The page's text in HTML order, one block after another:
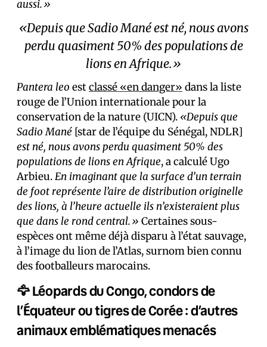
aussi.»
«Depuis que Sadio Mané est né, nous avons
perdu quasiment 50% des populations de
lions en Afrique.»
Pantera leo estclassé «en danger» dans la liste
rouge de l’Union internationale pour la
conservation de la nature (UICN). «Depuis que
Sadio Mané [star de l’équipe du Sénégal, NDLR]
est né, nous avons perdu quasiment 50% des
populations de lions en Afrique, a calculé Ugo
Arbieu.En imaginant que la surface d’un terrain
de foot représente l’aire de distribution originelle
des lions, à l’heure actuelle ils n’existeraient plus
que dans le rond central.» Certaines sous-
espèces ont même déjà disparu à l’état sauvage,
à l’image du lion de l’Atlas, surnom bien connu
des footballeurs marocains.
🦅 Léopards du Congo, condors de
l’Équateur ou tigres de Corée : d’autres
animaux emblématiques menacés